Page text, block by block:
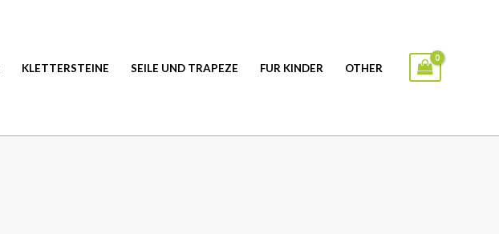
KLETTERSTEINE SEILE UND TRAPEZE FUR KINDER OTHER